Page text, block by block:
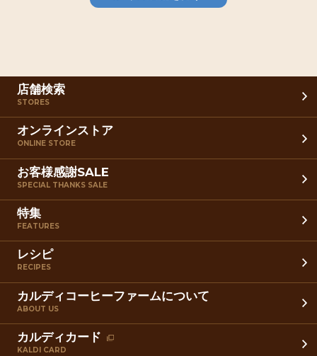
店舗検索
STORES
オンラインストア
ONLINE STORE
お客様感謝SALE
SPECIAL THANKS SALE
特集
FEATURES
レシピ
RECIPES
カルディコーヒーファームについて
ABOUT US
カルディカード
KALDI CARD